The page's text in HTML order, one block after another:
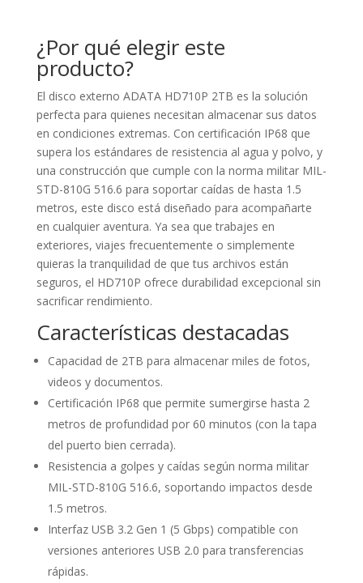
¿Por qué elegir este
producto?
El disco externo ADATA HD710P 2TB es la solución
perfecta para quienes necesitan almacenar sus datos
en condiciones extremas. Con certificación IP68 que
supera los estándares de resistencia al agua y polvo, y
una construcción que cumple con la norma militar MIL-
STD-810G 516.6 para soportar caídas de hasta 1.5
metros, este disco está diseñado para acompañarte
en cualquier aventura. Ya sea que trabajes en
exteriores, viajes frecuentemente o simplemente
quieras la tranquilidad de que tus archivos están
seguros, el HD710P ofrece durabilidad excepcional sin
sacrificar rendimiento.
Características destacadas
Capacidad de 2TB para almacenar miles de fotos,
videos y documentos.
Certificación IP68 que permite sumergirse hasta 2
metros de profundidad por 60 minutos (con la tapa
del puerto bien cerrada).
Resistencia a golpes y caídas según norma militar
MIL-STD-810G 516.6, soportando impactos desde
1.5 metros.
Interfaz USB 3.2 Gen 1 (5 Gbps) compatible con
versiones anteriores USB 2.0 para transferencias
rápidas.